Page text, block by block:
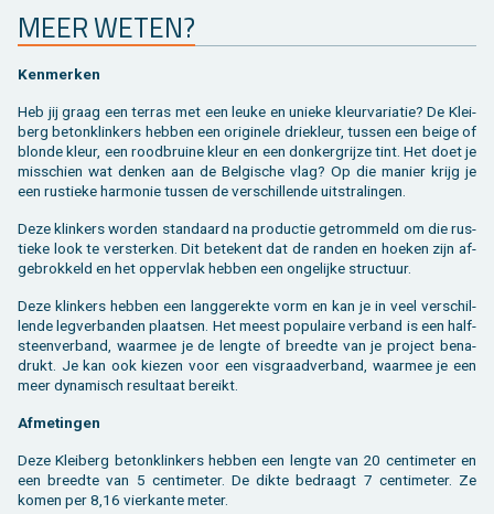
MEER WETEN?
Ken­mer­ken
Heb jij graag een ter­ras met een leuke en unie­ke kleur­va­ri­a­tie? De Klei­
berg be­ton­klin­kers heb­ben een ori­gi­ne­le drie­kleur, tus­sen een beige of
blon­de kleur, een rood­brui­ne kleur en een don­ker­grij­ze tint. Het doet je
mis­schien wat den­ken aan de Bel­gi­sche vlag? Op die ma­nier krijg je
een rus­tie­ke har­mo­nie tus­sen de ver­schil­len­de uit­stra­lin­gen.
Deze klin­kers wor­den stan­daard na pro­duc­tie ge­trom­meld om die rus­
tie­ke look te ver­ster­ken. Dit be­te­kent dat de ran­den en hoe­ken zijn af­
ge­brok­keld en het op­per­vlak heb­ben een on­ge­lij­ke struc­tuur.
Deze klin­kers heb­ben een lang­ge­rek­te vorm en kan je in veel ver­schil­
len­de leg­ver­ban­den plaat­sen. Het meest po­pu­lai­re ver­band is een half­
steen­ver­band, waar­mee je de leng­te of breed­te van je pro­ject be­na­
drukt. Je kan ook kie­zen voor een vis­graad­ver­band, waar­mee je een
meer dy­na­misch re­sul­taat be­reikt.
Af­me­tin­gen
Deze Klei­berg be­ton­klin­kers heb­ben een leng­te van 20 cen­ti­me­ter en
een breed­te van 5 cen­ti­me­ter. De dikte be­draagt 7 cen­ti­me­ter. Ze
komen per 8,16 vier­kan­te meter.